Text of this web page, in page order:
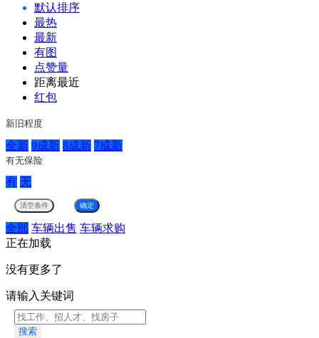
默认排序
最热
最新
有图
点赞量
距离最近
红包
新旧程度
全新 9成新 8成新 7成新
有无保险
有 无
全部 车辆出售 车辆求购
正在加载
没有更多了
请输入关键词
搜索